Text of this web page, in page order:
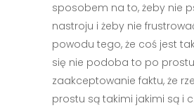
sposobem na to, żeby nie
nastroju i żeby nie
powodu tego, że coś jest
się nie podoba to po prostu
zaakceptowanie faktu, że
prostu są takimi jakimi są i